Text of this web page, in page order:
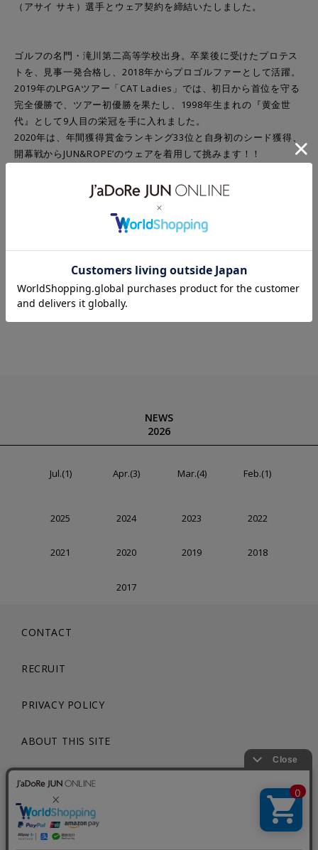
（アサイ サキ）選手とウェア契約を締結いたしました。
ゴルフの名門・滝川第二高等学校出身。卒業後に受けたプロテス
トを、見事一発合格し、2018年からプロゴルファーとして活躍。
2019年のLPGAツアー「CAT Ladies」では、初日から首位を守る
完全優勝で、ツアー初優勝を果たし、1998年生まれの『黄金世
代』として9人目の栄冠を手に入れました。
2020年は、年間獲得賞金ランキング33位と自身初のシード獲得、
開幕戦からJUN&ROPE’のウェアを着用して挑みます！！
［名前］ 淺井 咲希（アサイ サキ）
［生年月日1998年6月13日
［出身地］兵庫県尼崎市
［出身校］滝川第二高等学校
［ゴルフ歴］6歳〜
［所属先］小杉カントリークラブ
NEWS
2026
Jul.(1) Apr.(3) Mar.(4) Feb.(1)
2025 2024 2023 2022
2021 2020 2019 2018
2017
CONTACT
RECRUIT
PRIVACY POLICY
ABOUT THIS SITE